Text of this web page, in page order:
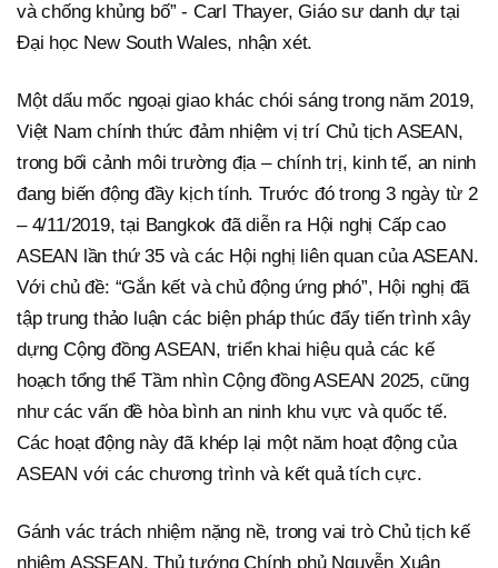
và chống khủng bố” - Carl Thayer, Giáo sư danh dự tại
Đại học New South Wales, nhận xét.
Một dấu mốc ngoại giao khác chói sáng trong năm 2019,
Việt Nam chính thức đảm nhiệm vị trí Chủ tịch ASEAN,
trong bối cảnh môi trường địa – chính trị, kinh tế, an ninh
đang biến động đầy kịch tính. Trước đó trong 3 ngày từ 2
– 4/11/2019, tại Bangkok đã diễn ra Hội nghị Cấp cao
ASEAN lần thứ 35 và các Hội nghị liên quan của ASEAN.
Với chủ đề: “Gắn kết và chủ động ứng phó”, Hội nghị đã
tập trung thảo luận các biện pháp thúc đẩy tiến trình xây
dựng Cộng đồng ASEAN, triển khai hiệu quả các kế
hoạch tổng thể Tầm nhìn Cộng đồng ASEAN 2025, cũng
như các vấn đề hòa bình an ninh khu vực và quốc tế.
Các hoạt động này đã khép lại một năm hoạt động của
ASEAN với các chương trình và kết quả tích cực.
Gánh vác trách nhiệm nặng nề, trong vai trò Chủ tịch kế
nhiệm ASSEAN, Thủ tướng Chính phủ Nguyễn Xuân